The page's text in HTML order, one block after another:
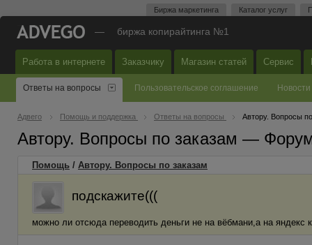
Биржа маркетинга Каталог услуг
— биржа копирайтинга №1
Работа в интернете Заказчику Магазин статей Сервис
Ответы на вопросы Пользовательское соглашение Новости
Адвего Помощь и поддержка Ответы на вопросы Автору. Вопросы
Автору. Вопросы по заказам —
Помощь / Автору. Вопросы по заказам
подскажите(((
можно ли отсюда переводить деньги не на вёбмани,а на